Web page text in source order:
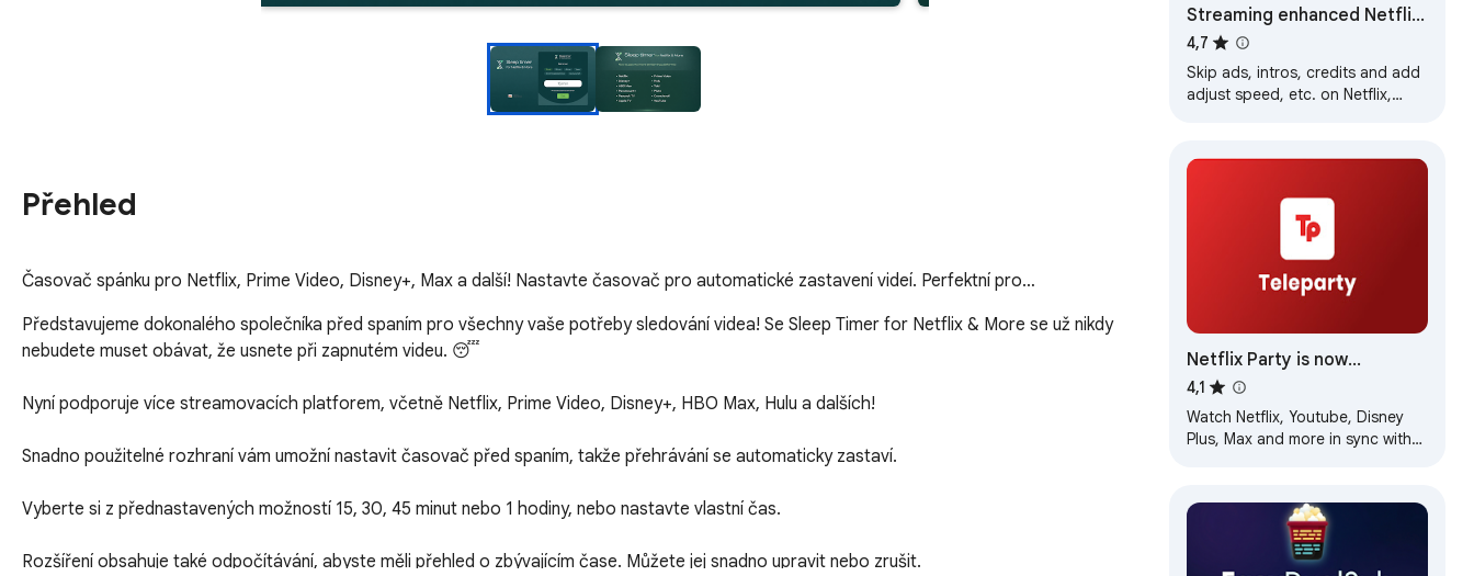
Přehled
Časovač spánku pro Netflix, Prime Video, Disney+, Max a další! Nastavte časovač pro automatické zastavení videí. Perfektní pro…
Představujeme dokonalého společníka před spaním pro všechny vaše potřeby sledování videa! Se Sleep Timer for Netflix & More se už nikdy
nebudete muset obávat, že usnete při zapnutém videu. 😴
Nyní podporuje více streamovacích platforem, včetně Netflix, Prime Video, Disney+, HBO Max, Hulu a dalších!
Snadno použitelné rozhraní vám umožní nastavit časovač před spaním, takže přehrávání se automaticky zastaví.
Vyberte si z přednastavených možností 15, 30, 45 minut nebo 1 hodiny, nebo nastavte vlastní čas.
Rozšíření obsahuje také odpočítávání, abyste měli přehled o zbývajícím čase. Můžete jej snadno upravit nebo zrušit.
Streaming enhanced Netflix
Disney Prime Video
4,7
Skip ads, intros, credits and add
adjust speed, etc. on Netflix,
Netflix Party is now
Teleparty
4,1
Watch Netflix, Youtube, Disney
Plus, Max and more in sync with